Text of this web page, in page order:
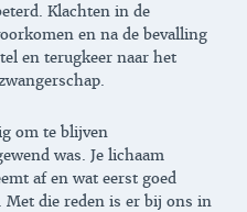
Klachten in de
en na de bevalling
en terugkeer naar het
om te blijven
was. Je lichaam
af en wat eerst goed
Met die reden is er bij ons in